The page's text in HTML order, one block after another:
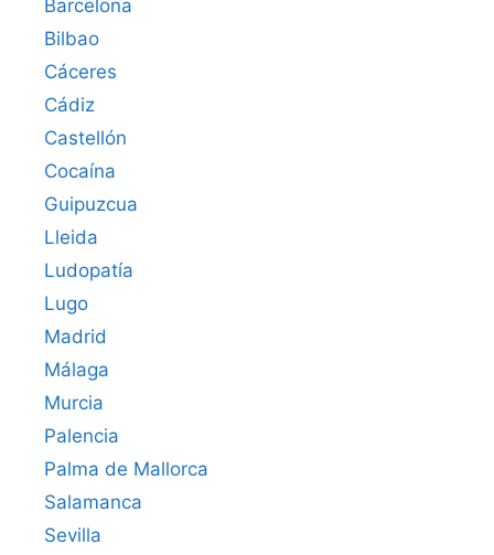
Barcelona
Bilbao
Cáceres‎
Cádiz
Castellón
Cocaína
Guipuzcua
Lleida
Ludopatía
Lugo
Madrid
Málaga
Murcia
Palencia
Palma de Mallorca
Salamanca
Sevilla